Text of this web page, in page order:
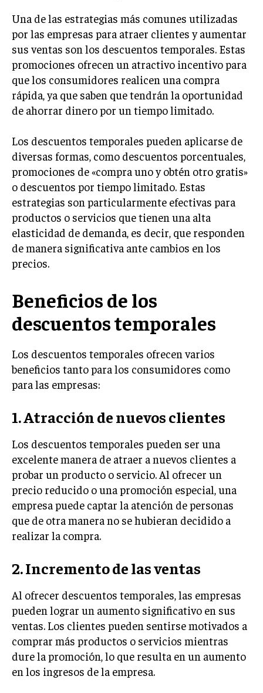
HABILIDADES DIRECTIVAS
EMPRENDIMIENTO
PLANIFICACIÓN EMPRESARIAL
GESTIÓN DE RECURSOS FINANCIEROS
INVERSIONES Y MERCADOS FINANCIEROS
CONTABILIDAD EMPRESARIAL
ECONOMÍA EMPRESARIAL
INTERNACIONAL
NEGOCIOS INTERNACIONALES
EXPANSIÓN GLOBAL
IMPORTACIÓN Y EXPORTACIÓN
ALIANZAS ESTRATÉGICAS
TECNOLOGIA
SOSTENIBILIDAD Y MEDIO AMBIENTE
GESTIÓN DE LA INNOVACIÓN TECNOLÓGICA
ANALÍTICA EMPRESARIAL Y BUSINESS
CIBERSEGURIDAD EMPRESARIAL
ESTRATEGIA
NEGOCIACIÓN Y RESOLUCIÓN DE CONFLICTOS
DERECHO EMPRESARIAL Y REGULACIONES
ÉXITO EMPRESARIAL Y CASOS DE ESTUDIO
GOBIERNO CORPORATIVO
NEGOCIOS
ESTRATEGIAS DE NEGOCIOS
Una de las estrategias más comunes utilizadas
por las empresas para atraer clientes y aumentar
sus ventas son los descuentos temporales. Estas
promociones ofrecen un atractivo incentivo para
que los consumidores realicen una compra
rápida, ya que saben que tendrán la oportunidad
de ahorrar dinero por un tiempo limitado.
Los descuentos temporales pueden aplicarse de
diversas formas, como descuentos porcentuales,
promociones de «compra uno y obtén otro gratis»
o descuentos por tiempo limitado. Estas
estrategias son particularmente efectivas para
productos o servicios que tienen una alta
elasticidad de demanda, es decir, que responden
de manera significativa ante cambios en los
precios.
Beneficios de los
descuentos temporales
Los descuentos temporales ofrecen varios
beneficios tanto para los consumidores como
para las empresas:
1. Atracción de nuevos clientes
Los descuentos temporales pueden ser una
excelente manera de atraer a nuevos clientes a
probar un producto o servicio. Al ofrecer un
precio reducido o una promoción especial, una
empresa puede captar la atención de personas
que de otra manera no se hubieran decidido a
realizar la compra.
2. Incremento de las ventas
Al ofrecer descuentos temporales, las empresas
pueden lograr un aumento significativo en sus
ventas. Los clientes pueden sentirse motivados a
comprar más productos o servicios mientras
dure la promoción, lo que resulta en un aumento
en los ingresos de la empresa.